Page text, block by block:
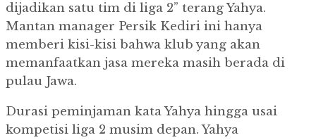
dijadikan satu tim di liga 2” terang Yahya.
Mantan manager Persik Kediri ini hanya
memberi kisi-kisi bahwa klub yang akan
memanfaatkan jasa mereka masih berada di
pulau Jawa.
Durasi peminjaman kata Yahya hingga usai
kompetisi liga 2 musim depan.Yahya